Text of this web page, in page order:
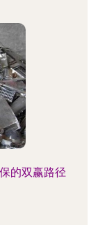
的双赢路径